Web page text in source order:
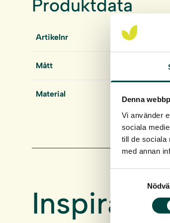
Denna
Vi använder
sociala
till de sociala
med annan
Produktdata
Artikelnr 9-141 13
Mått 350 x
Material